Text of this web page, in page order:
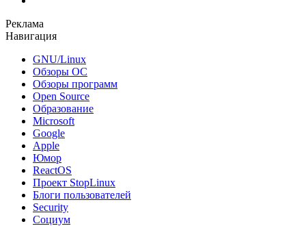
Реклама
Навигация
GNU/Linux
Обзоры ОС
Обзоры программ
Open Source
Образование
Microsoft
Google
Apple
Юмор
ReactOS
Проект StopLinux
Блоги пользователей
Security
Социум